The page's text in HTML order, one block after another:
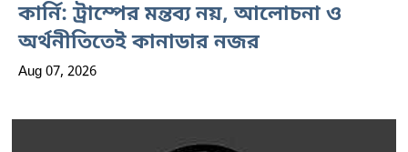
কার্নি: ট্রাম্পের মন্তব্য নয়, আলোচনা ও
অর্থনীতিতেই কানাডার নজর
Aug 07, 2026